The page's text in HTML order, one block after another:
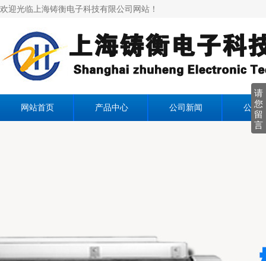
欢迎光临上海铸衡电子科技有限公司网站！
网站首页 产品中心 公司新闻 公司
请
您
留
言